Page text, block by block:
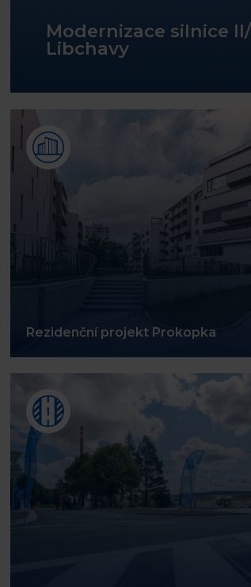
Modernizace silnice II/
Libchavy
Rezidenční projekt Prokopka